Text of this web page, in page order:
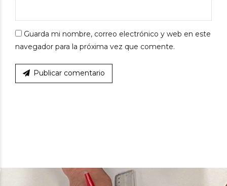
Guarda mi nombre, correo electrónico y web en este
navegador para la próxima vez que comente.
Publicar comentario